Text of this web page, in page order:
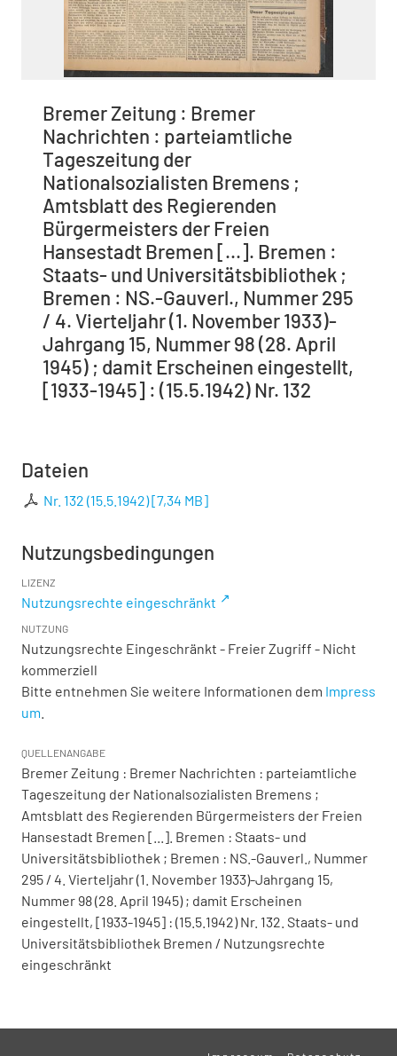
Bremer Zeitung : Bremer
Nachrichten : parteiamtliche
Tageszeitung der
Nationalsozialisten Bremens ;
Amtsblatt des Regierenden
Bürgermeisters der Freien
Hansestadt Bremen [...]. Bremen :
Staats- und Universitätsbibliothek ;
Bremen : NS.-Gauverl., Nummer 295
/ 4. Vierteljahr (1. November 1933)-
Jahrgang 15, Nummer 98 (28. April
1945) ; damit Erscheinen eingestellt,
[1933-1945] : (15.5.1942) Nr. 132
Dateien
Nr. 132 (15.5.1942)[7,34 MB]
Nutzungsbedingungen
LIZENZ
Nutzungsrechte eingeschränkt
NUTZUNG
Nutzungsrechte Eingeschränkt - Freier Zugriff - Nicht
kommerziell
Bitte entnehmen Sie weitere Informationen dem Impress
um
QUELLENANGABE
Bremer Zeitung : Bremer Nachrichten : parteiamtliche
Tageszeitung der Nationalsozialisten Bremens ;
Amtsblatt des Regierenden Bürgermeisters der Freien
Hansestadt Bremen [...]. Bremen : Staats- und
Universitätsbibliothek ; Bremen : NS.-Gauverl., Nummer
295 / 4. Vierteljahr (1. November 1933)-Jahrgang 15,
Nummer 98 (28. April 1945) ; damit Erscheinen
eingestellt, [1933-1945] : (15.5.1942) Nr. 132. Staats- und
Universitätsbibliothek Bremen / Nutzungsrechte
eingeschränkt